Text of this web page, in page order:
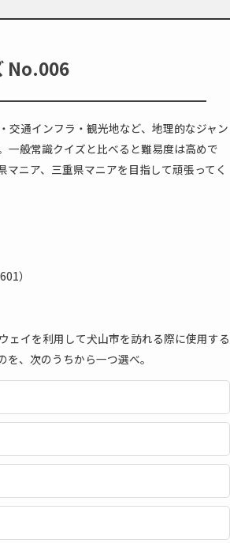
No.006
交通インフラ・観光地など、地理的なジャン
一般常識クイズと比べると難易度は高めで
マニア、三重県マニアを目指して頑張ってく
）
ェイを利用して犬山市を訪れる際に使用する
を、次のうちから一つ選べ。